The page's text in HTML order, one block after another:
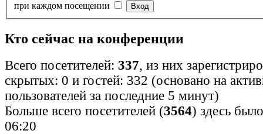
при каждом посещении
Кто сейчас на конференции
Всего посетителей: 337, из них
скрытых: 0 и гостей: 332 (основано на
пользователей за последние 5 минут)
Больше всего посетителей (3564) здесь
06:20